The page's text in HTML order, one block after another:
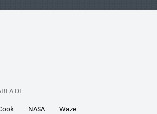
DE
NASA
Waze